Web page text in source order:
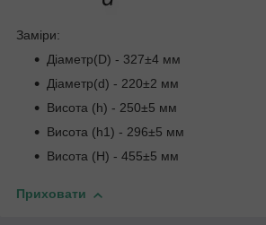
Заміри:
Діаметр(D) - 327±4 мм
Діаметр(d) - 220±2 мм
Висота (h) - 250±5 мм
Висота (h1) - 296±5 мм
Висота (H) - 455±5 мм
Приховати